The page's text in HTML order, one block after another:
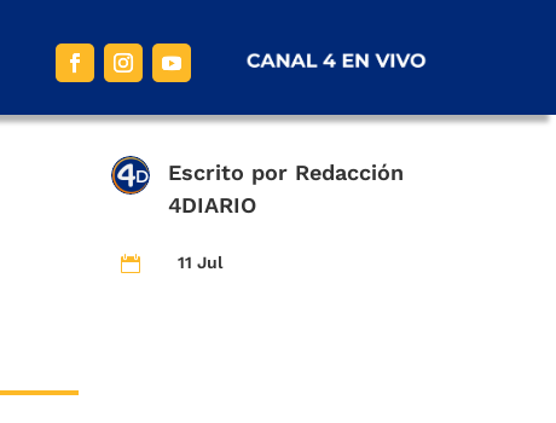
Escrito por Redacción
4DIARIO
 11 Jul